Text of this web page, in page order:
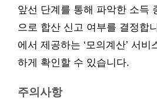
앞선 단계를 통해 파악한 소득
으로 합산 신고 여부를 결정합
에서 제공하는 ‘모의계산’ 서비
하게 확인할 수 있습니다.
주의사항